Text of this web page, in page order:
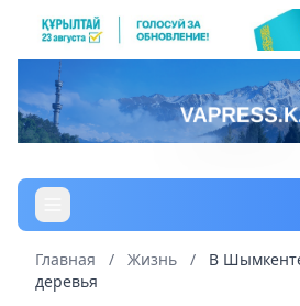
Главная / Жизнь /
В
деревья